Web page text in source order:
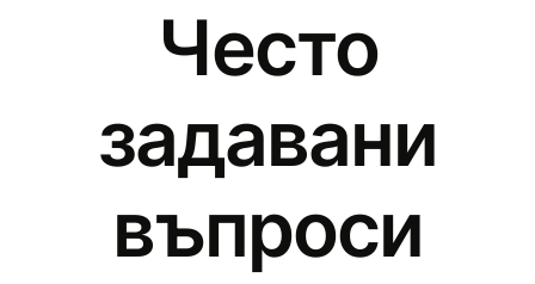
Често
задавани
въпроси